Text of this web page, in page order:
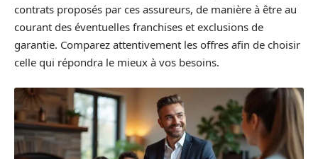
contrats proposés par ces assureurs, de manière à être au
courant des éventuelles franchises et exclusions de
garantie. Comparez attentivement les offres afin de choisir
celle qui répondra le mieux à vos besoins.